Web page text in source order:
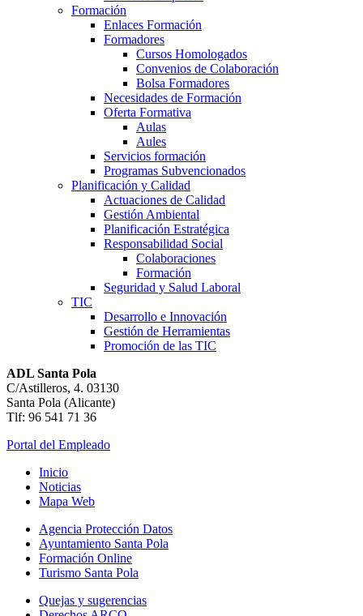
Formación
Enlaces Formación
Formadores
Cursos Homologados
Convenios de Colaboración
Bolsa Formadores
Necesidades de Formación
Oferta Formativa
Aulas
Aules
Servicios formación
Programas Subvencionados
Planificación y Calidad
Actuaciones de Calidad
Gestión Ambiental
Planificación Estratégica
Responsabilidad Social
Colaboraciones
Formación
Seguridad y Salud Laboral
TIC
Desarrollo e Innovación
Gestión de Herramientas
Promoción de las TIC
ADL Santa Pola
C/Astilleros, 4. 03130
Santa Pola (Alicante)
Tlf: 96 541 71 36
Portal del Empleado
Inicio
Noticias
Mapa Web
Agencia Protección Datos
Ayuntamiento Santa Pola
Formación Online
Turismo Santa Pola
Quejas y sugerencias